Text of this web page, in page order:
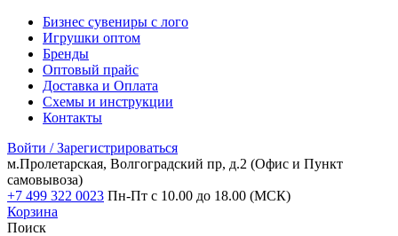
Бизнес сувениры с лого
Игрушки оптом
Бренды
Оптовый прайс
Доставка и Оплата
Схемы и инструкции
Контакты
Войти / Зарегистрироваться
м.Пролетарская, Волгоградский пр, д.2 (Офис и Пункт
самовывоза)
+7 499 322 0023 Пн-Пт с 10.00 до 18.00 (МСК)
Корзина
Поиск